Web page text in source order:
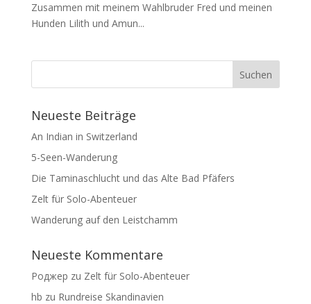
Zusammen mit meinem Wahlbruder Fred und meinen
Hunden Lilith und Amun...
Neueste Beiträge
An Indian in Switzerland
5-Seen-Wanderung
Die Taminaschlucht und das Alte Bad Pfäfers
Zelt für Solo-Abenteuer
Wanderung auf den Leistchamm
Neueste Kommentare
Роджер zu Zelt für Solo-Abenteuer
hb zu Rundreise Skandinavien